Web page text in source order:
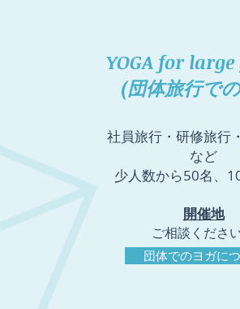
YOGA for
(団体旅行で
社員旅行・研修旅行
など
少人数から50名、
開催地
ご相談くださ
団体でのヨガに